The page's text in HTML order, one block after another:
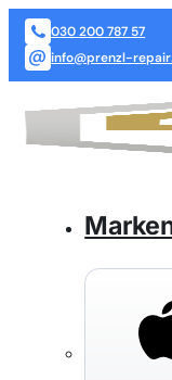
030 200 787 57
info@prenzl-